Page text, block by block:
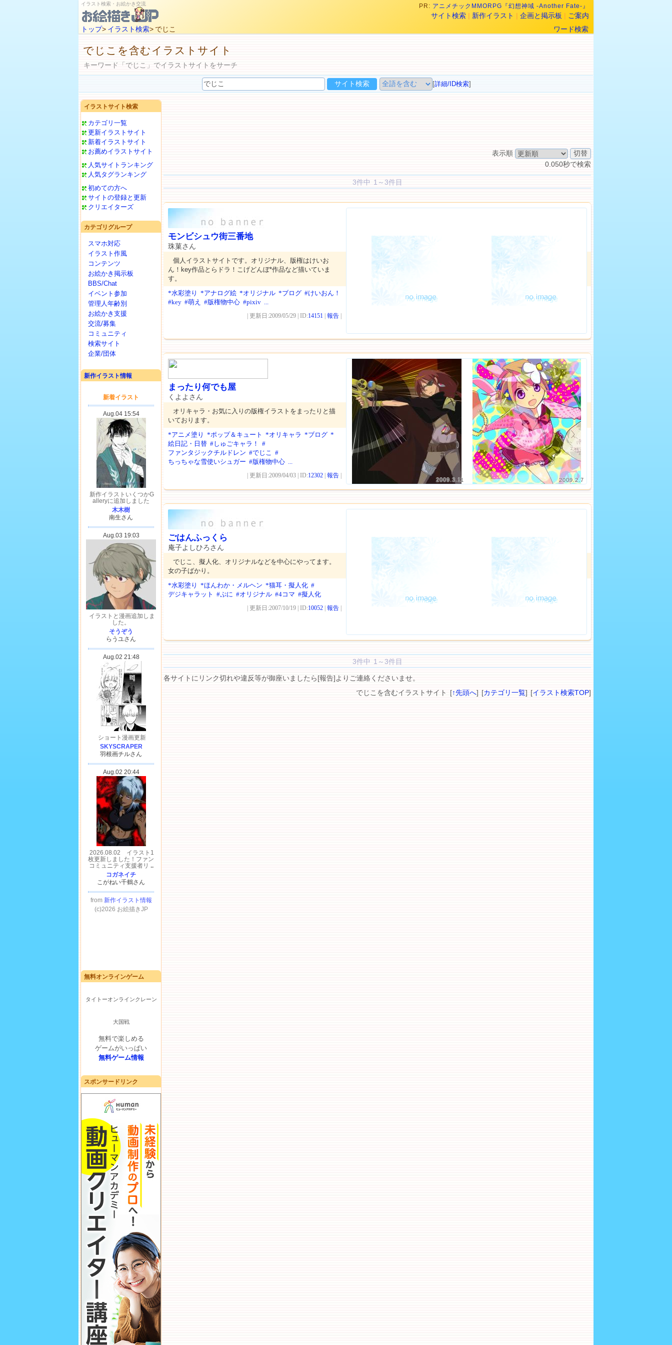
イラスト検索・お絵かき交流 PR: アニメチックMMORPG『幻想神域 -Another Fate-』
サイト検索 | 新作イラスト | 企画と掲示板 | ご案内
トップ> イラスト検索> でじこ ワード検索
でじこを含むイラストサイト
キーワード「でじこ」でイラストサイトをサーチ
[詳細/ID検索]
イラストサイト検索
カテゴリ一覧
更新イラストサイト
新着イラストサイト
お薦めイラストサイト
人気サイトランキング
人気タグランキング
初めての方へ
サイトの登録と更新
クリエイターズ
カテゴリグループ
スマホ対応
イラスト作風
コンテンツ
お絵かき掲示板
BBS/Chat
イベント参加
管理人年齢別
お絵かき支援
交流/募集
コミュニティ
検索サイト
企業/団体
新作イラスト情報
無料オンラインゲーム
タイトーオンラインクレーン
大国戦
無料で楽しめる
ゲームがいっぱい
無料ゲーム情報
スポンサードリンク
表示順
0.050秒で検索
3件中 1～3件目
モンビシュウ街三番地
珠菓さん
個人イラストサイトです。オリジナル、版権はけいお
ん！key作品とらドラ！こげどんぼ*作品など描いていま
す。
*水彩塗り *アナログ絵 *オリジナル *ブログ #けいおん！
#key #萌え #版権物中心 #pixiv ...
| 更新日:2009/05/29 | ID:14151 報告
2009.3.11 2009.2.7
まったり何でも屋
くよよさん
オリキャラ・お気に入りの版権イラストをまったりと描
いております。
*アニメ塗り *ポップ＆キュート *オリキャラ *ブログ *
絵日記・日替 #しゅごキャラ！
#
ファンタジックチルドレン #でじこ #
ちっちゃな雪使いシュガー #版権物中心 ...
| 更新日:2009/04/03 | ID:12302 報告
ごはんふっくら
庵子よしひろさん
でじこ、擬人化、オリジナルなどを中心にやってます。
女の子ばかり。
*水彩塗り *ほんわか・メルヘン *猫耳・擬人化 #
デジキャラット #ぷに #オリジナル #4コマ #擬人化
| 更新日:2007/10/19 | ID:10052 報告
3件中 1～3件目
各サイトにリンク切れや違反等が御座いましたら[報告]よりご連絡くださいませ。
でじこを含むイラストサイト [↑先頭へ] [カテゴリ一覧] [イラスト検索TOP]